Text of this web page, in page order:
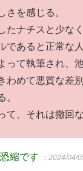
さを感じる。
たナチスと少な
であると正常な
って執筆され、
わめて悪質な差
。
て、それは撤回
縮です ：2024/04/